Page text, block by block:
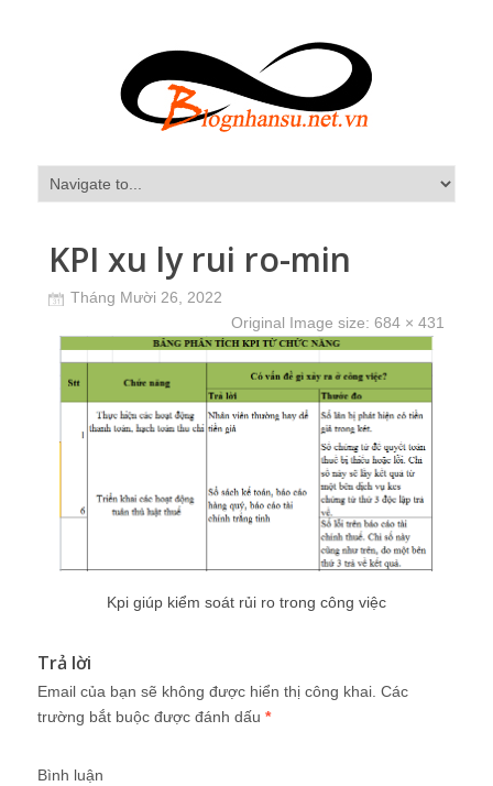
KPI xu ly rui ro-min
Tháng Mười 26, 2022
Original Image size: 684 × 431
Kpi giúp kiểm soát rủi ro trong công việc
Trả lời
Email của bạn sẽ không được hiển thị công khai. Các
trường bắt buộc được đánh dấu *
Bình luận